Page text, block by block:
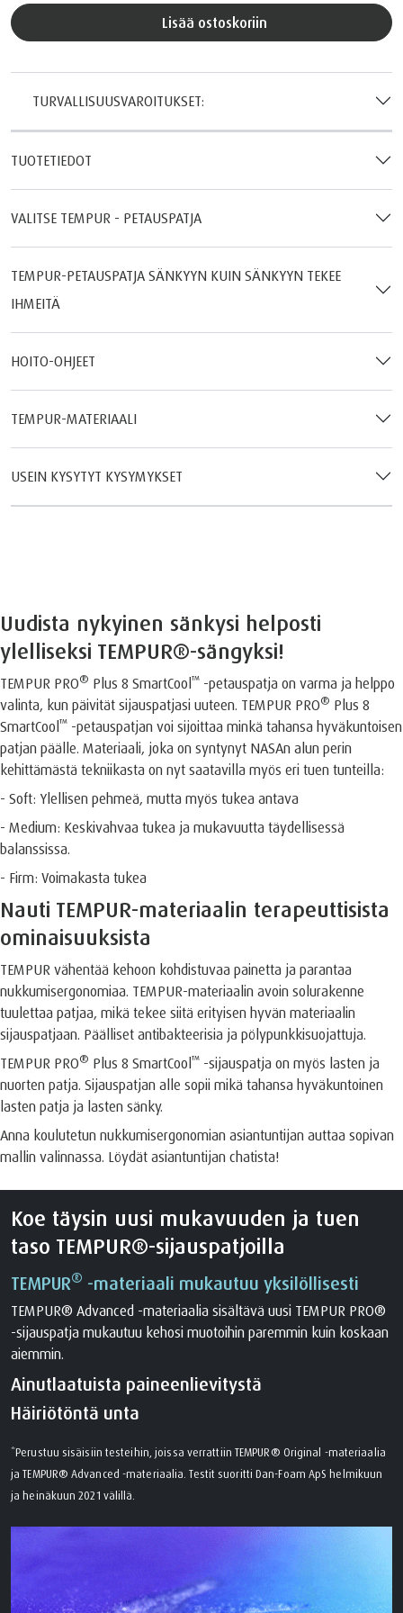
Lisää ostoskoriin
TURVALLISUUSVAROITUKSET:
TUOTETIEDOT
VALITSE TEMPUR - PETAUSPATJA
TEMPUR-PETAUSPATJA SÄNKYYN KUIN SÄNKYYN TEKEE
IHMEITÄ
HOITO-OHJEET
TEMPUR-MATERIAALI
USEIN KYSYTYT KYSYMYKSET
Uudista nykyinen sänkysi helposti
ylelliseksi TEMPUR®️-sängyksi!
TEMPUR PRO®️ Plus 8 SmartCool™️ -petauspatja on varma ja helppo
valinta, kun päivität sijauspatjasi uuteen. TEMPUR PRO®️ Plus 8
SmartCool™️ -petauspatjan voi sijoittaa minkä tahansa hyväkuntoisen
patjan päälle. Materiaali, joka on syntynyt NASAn alun perin
kehittämästä tekniikasta on nyt saatavilla myös eri tuen tunteilla:
- Soft: Ylellisen pehmeä, mutta myös tukea antava
- Medium: Keskivahvaa tukea ja mukavuutta täydellisessä
balanssissa.
- Firm: Voimakasta tukea
Nauti TEMPUR-materiaalin terapeuttisista
ominaisuuksista
TEMPUR vähentää kehoon kohdistuvaa painetta ja parantaa
nukkumisergonomiaa. TEMPUR-materiaalin avoin solurakenne
tuulettaa patjaa, mikä tekee siitä erityisen hyvän materiaalin
sijauspatjaan. Päälliset antibakteerisia ja pölypunkkisuojattuja.
TEMPUR PRO®️ Plus 8 SmartCool™️ -sijauspatja on myös lasten ja
nuorten patja. Sijauspatjan alle sopii mikä tahansa hyväkuntoinen
lasten patja ja lasten sänky.
Anna koulutetun nukkumisergonomian asiantuntijan auttaa sopivan
mallin valinnassa. Löydät asiantuntijan chatista!
Koe täysin uusi mukavuuden ja tuen
taso TEMPUR®-sijauspatjoilla
TEMPUR® -materiaali mukautuu yksilöllisesti
TEMPUR® Advanced -materiaalia sisältävä uusi TEMPUR PRO®
-sijauspatja mukautuu kehosi muotoihin paremmin kuin koskaan
aiemmin.
Ainutlaatuista paineenlievitystä
Häiriötöntä unta
*Perustuu sisäisiin testeihin, joissa verrattiin TEMPUR® Original -materiaalia
ja TEMPUR® Advanced -materiaalia. Testit suoritti Dan-Foam ApS helmikuun
ja heinäkuun 2021 välillä.